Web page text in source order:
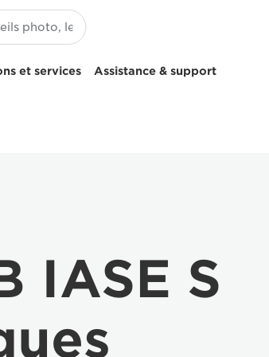
et services Assistance & support
IASE S